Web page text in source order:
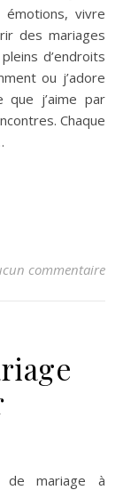
vivre
des mariages
d’endroits
ou j’adore
j’aime par
Chaque
commentaire